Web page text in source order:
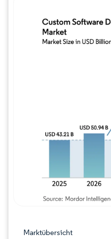
Marktübersicht